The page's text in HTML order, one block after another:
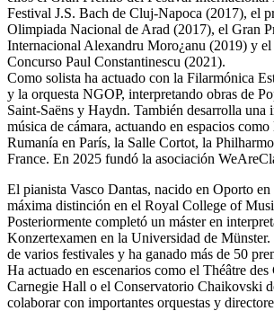
Festival J.S. Bach de Cluj-Napoca (2017), el
Olimpiada Nacional de Arad (2017), el Gran
Internacional Alexandru Moro¿anu (2019) y
Concurso Paul Constantinescu (2021).
Como solista ha actuado con la Filarmónica
y la orquesta NGOP, interpretando obras de
Saint-Saëns y Haydn. También desarrolla una
música de cámara, actuando en espacios
Rumanía en París, la Salle Cortot, la
France. En 2025 fundó la asociación
El pianista Vasco Dantas, nacido en Oporto
máxima distinción en el Royal College of
Posteriormente completó un máster en
Konzertexamen en la Universidad de
de varios festivales y ha ganado más de 50
Ha actuado en escenarios como el Théâtre des
Carnegie Hall o el Conservatorio Chaikovski
colaborar con importantes orquestas y